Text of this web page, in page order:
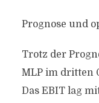
Prognose und
Trotz der
MLP im dritten
Das EBIT lag